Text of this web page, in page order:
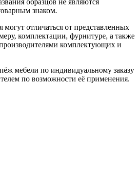
знаком.
могут отличаться от представленных
комплектации, фурнитуре, а также
комплектующих и
мебели по индивидуальному заказу
по возможности её применения.